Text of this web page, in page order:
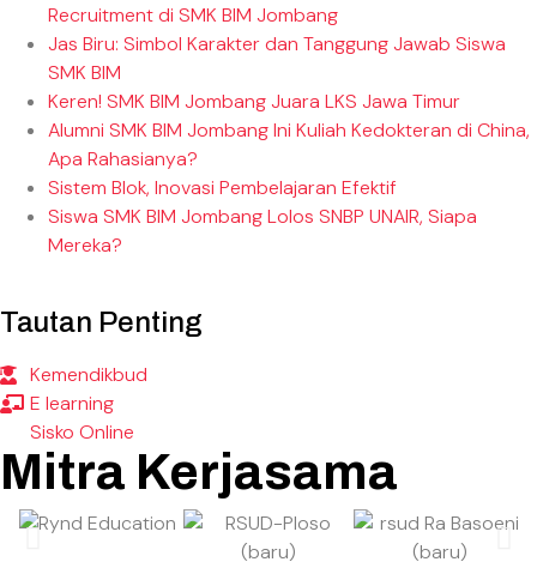
Recruitment di SMK BIM Jombang
Jas Biru: Simbol Karakter dan Tanggung Jawab Siswa
SMK BIM
Keren! SMK BIM Jombang Juara LKS Jawa Timur
Alumni SMK BIM Jombang Ini Kuliah Kedokteran di China,
Apa Rahasianya?
Sistem Blok, Inovasi Pembelajaran Efektif
Siswa SMK BIM Jombang Lolos SNBP UNAIR, Siapa
Mereka?
Tautan Penting
Kemendikbud
E learning
Sisko Online
Mitra Kerjasama